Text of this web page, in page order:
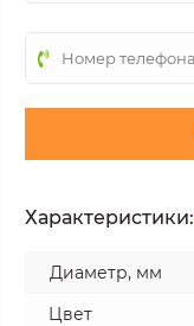
Характеристики:
Диаметр, мм
Цвет